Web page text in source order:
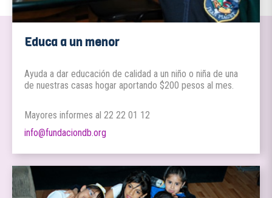
Educa a un menor
Ayuda a dar educación de calidad a un niño o niña de una
de nuestras casas hogar aportando $200 pesos al mes.
Mayores informes al 22 22 01 12
info@fundaciondb.org